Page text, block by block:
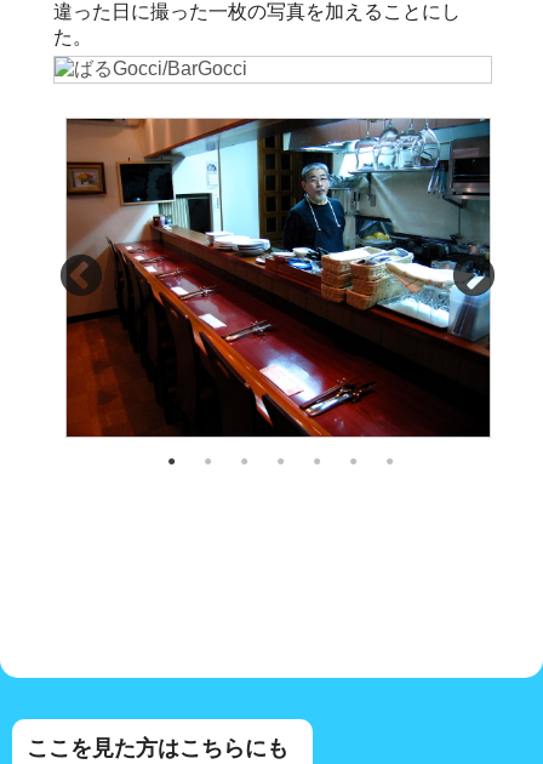
違った日に撮った一枚の写真を加えることにし
た。
ここを見た方はこちらにも